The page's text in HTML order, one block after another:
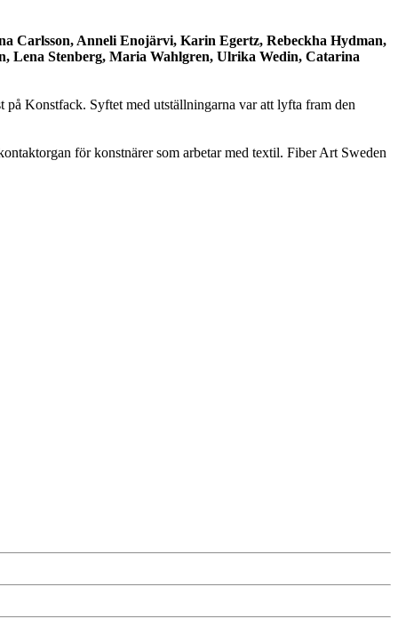
Carlsson, Anneli Enojärvi, Karin Egertz, Rebeckha Hydman,
Lena Stenberg, Maria Wahlgren, Ulrika Wedin, Catarina
Konstfack. Syftet med utställningarna var att lyfta fram den
för konstnärer som arbetar med textil. Fiber Art Sweden